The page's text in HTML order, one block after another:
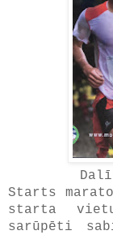
Starts
starta
sarūpēti